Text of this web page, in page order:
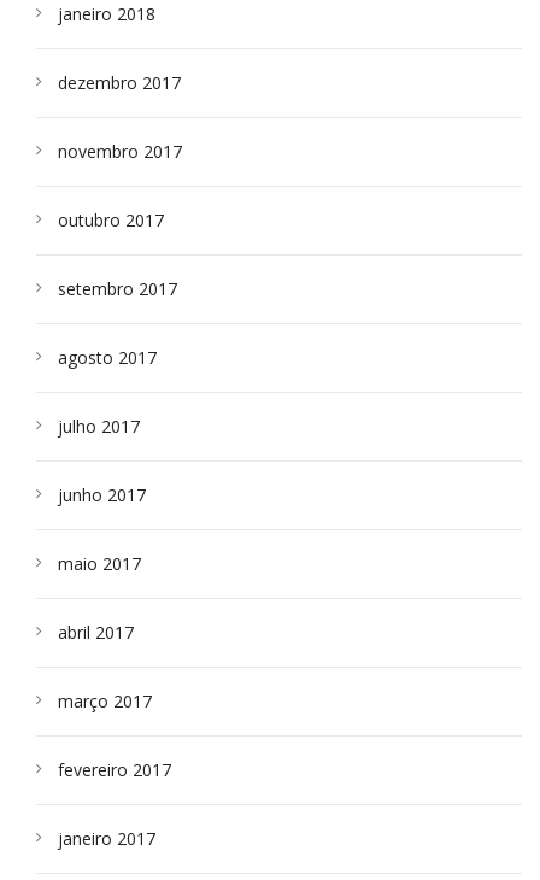
janeiro 2018
dezembro 2017
novembro 2017
outubro 2017
setembro 2017
agosto 2017
julho 2017
junho 2017
maio 2017
abril 2017
março 2017
fevereiro 2017
janeiro 2017